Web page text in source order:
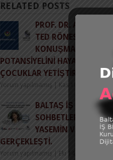
RELATED POSTS
PROF. DR. ACAR
TED RÖNESANS
KONUŞMA BAŞLIĞI:
POTANSIYELINI HAYATA
ÇOCUKLAR YETIŞTIRMEK
Yorum yapılmamış Kas 10, 2014
BALTAŞ İŞ VE
SOHBETLERI,
YASEMIN VARDAR ILE
GERÇEKLEŞTI.
Yorum yapılmamış Eki 14, 2022